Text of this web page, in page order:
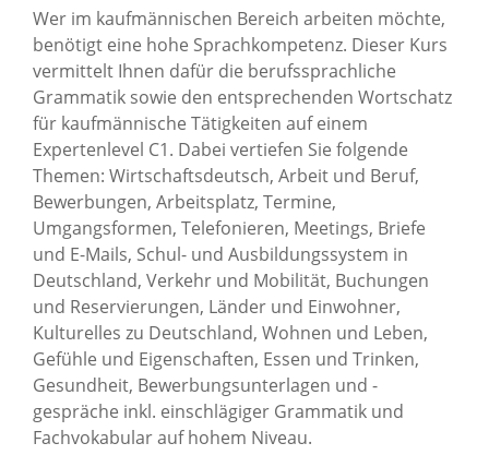
News Archiv
Wer im kaufmännischen Bereich arbeiten möchte,
benötigt eine hohe Sprachkompetenz. Dieser Kurs
vermittelt Ihnen dafür die berufssprachliche
Grammatik sowie den entsprechenden Wortschatz
für kaufmännische Tätigkeiten auf einem
Expertenlevel C1. Dabei vertiefen Sie folgende
Themen: Wirtschaftsdeutsch, Arbeit und Beruf,
Bewerbungen, Arbeitsplatz, Termine,
Umgangsformen, Telefonieren, Meetings, Briefe
und E-Mails, Schul- und Ausbildungssystem in
Deutschland, Verkehr und Mobilität, Buchungen
und Reservierungen, Länder und Einwohner,
Kulturelles zu Deutschland, Wohnen und Leben,
Gefühle und Eigenschaften, Essen und Trinken,
Gesundheit, Bewerbungsunterlagen und -
gespräche inkl. einschlägiger Grammatik und
Fachvokabular auf hohem Niveau.